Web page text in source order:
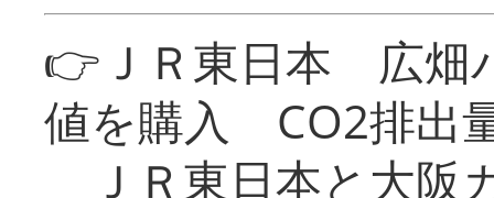
👉ＪＲ東日本 広畑
値を購入 CO2排出
ＪＲ東日本と大阪